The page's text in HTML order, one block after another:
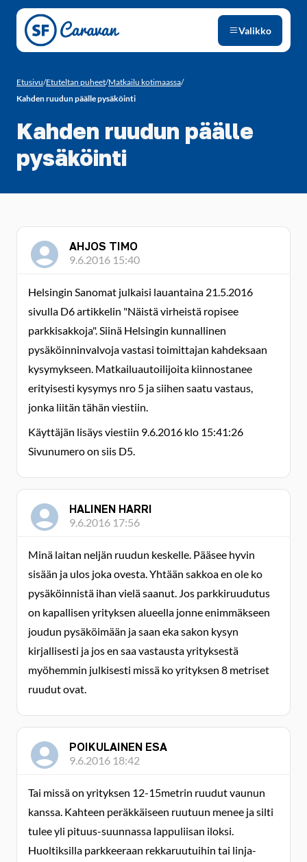
Siirry sivun sisältöön
Valikko
Etusivu/Etuteltan puheet/Matkailu kotimaassa/
Kahden ruudun päälle pysäköinti
Kahden ruudun päälle
pysäköinti
AHJOS TIMO
9.6.2016 15:40
Helsingin Sanomat julkaisi lauantaina 21.5.2016
sivulla D6 artikkelin "Näistä virheistä ropisee
parkkisakkoja". Siinä Helsingin kunnallinen
pysäköinninvalvoja vastasi toimittajan kahdeksaan
kysymykseen. Matkailuautoilijoita kiinnostanee
erityisesti kysymys nro 5 ja siihen saatu vastaus,
jonka liitän tähän viestiin.
Käyttäjän lisäys viestiin 9.6.2016 klo 15:41:26
Sivunumero on siis D5.
HALINEN HARRI
9.6.2016 17:56
Minä laitan neljän ruudun keskelle. Pääsee hyvin
sisään ja ulos joka ovesta. Yhtään sakkoa en ole ko
pysäköinnistä ihan vielä saanut. Jos parkkiruudutus
on kapallisen yrityksen alueella jonne enimmäkseen
joudun pysäköimään ja saan eka sakon kysyn
kirjallisesti ja jos en saa vastausta yrityksestä
myöhemmin julkisesti missä ko yrityksen 8 metriset
ruudut ovat.
POIKULAINEN ESA
9.6.2016 18:42
Tai missä on yrityksen 12-15metrin ruudut vaunun
kanssa. Kahteen peräkkäiseen ruutuun menee ja silti
tulee yli pituus-suunnassa lappuliisan iloksi.
Huoltiksilla parkkeeraan rekkaruutuihin tai linja-